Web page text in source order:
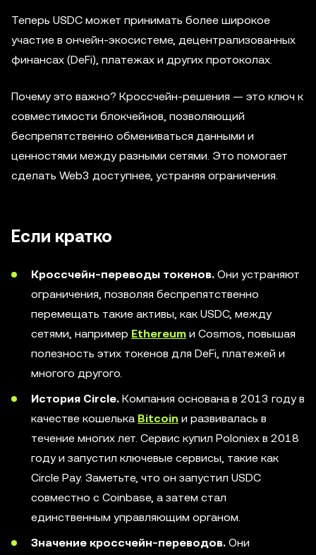
Теперь USDC может принимать более широкое
участие в ончейн-экосистеме, децентрализованных
финансах (DeFi), платежах и других протоколах.
Почему это важно? Кроссчейн-решения — это ключ к
совместимости блокчейнов, позволяющий
беспрепятственно обмениваться данными и
ценностями между разными сетями. Это помогает
сделать Web3 доступнее, устраняя ограничения.
Если кратко
Кроссчейн-переводы токенов. Они устраняют
ограничения, позволяя беспрепятственно
перемещать такие активы, как USDC, между
сетями, например Ethereum и Cosmos, повышая
полезность этих токенов для DeFi, платежей и
многого другого.
История Circle. Компания основана в 2013 году в
качестве кошелька Bitcoin и развивалась в
течение многих лет. Сервис купил Poloniex в 2018
году и запустил ключевые сервисы, такие как
Circle Pay. Заметьте, что он запустил USDC
совместно с Coinbase, а затем стал
единственным управляющим органом.
Значение кроссчейн-переводов. Они